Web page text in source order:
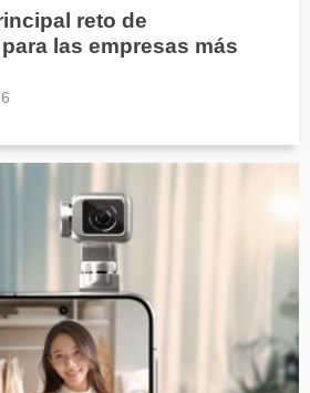
reto de
las empresas más